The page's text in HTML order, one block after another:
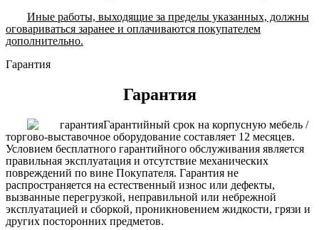
Иные работы, выходящие за пределы указанных, должны
оговариваться заранее и оплачиваются покупателем
дополнительно.
Гарантия
Гарантия
Гарантийный срок на корпусную мебель /
торгово-выставочное оборудование составляет 12 месяцев.
Условием бесплатного гарантийного обслуживания является
правильная эксплуатация и отсутствие механических
повреждений по вине Покупателя. Гарантия не
распространяется на естественный износ или дефекты,
вызванные перегрузкой, неправильной или небрежной
эксплуатацией и сборкой, проникновением жидкости, грязи и
других посторонних предметов.